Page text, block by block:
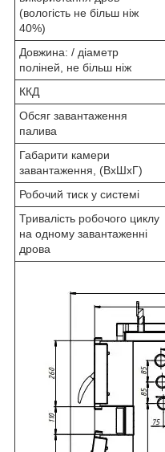
(вологість не більш ніж
40%)
Довжина: / діаметр
поліней, не більш ніж
ККД
Обсяг завантаження
палива
Габарити камери
завантаження, (ВхШхГ)
Робочий тиск у системі
Тривалість робочого циклу
на одному завантаженні
дрова